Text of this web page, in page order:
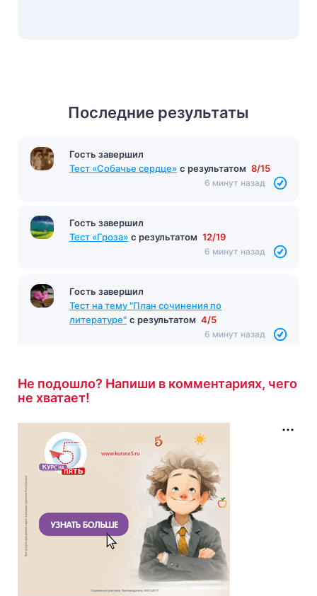
Последние результаты
Гость завершил
Тест «Собачье сердце» с результатом 8/15
6 минут назад
Гость завершил
Тест «Гроза» с результатом 12/19
6 минут назад
Гость завершил
Тест на тему "План сочинения по
литературе" с результатом 4/5
6 минут назад
Не подошло? Напиши в комментариях, чего
не хватает!